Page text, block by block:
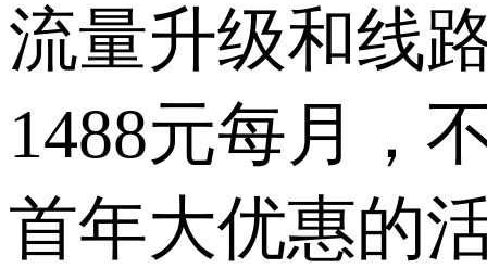
流量升级和线
1488元每月，
首年大优惠的